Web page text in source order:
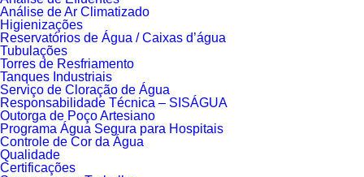
Análise de Ar Climatizado
Higienizações
Reservatórios de Água / Caixas d’água
Tubulações
Torres de Resfriamento
Tanques Industriais
Serviço de Cloração de Água
Responsabilidade Técnica – SISÁGUA
Outorga de Poço Artesiano
Programa Água Segura para Hospitais
Controle de Cor da Água
Qualidade
Certificações